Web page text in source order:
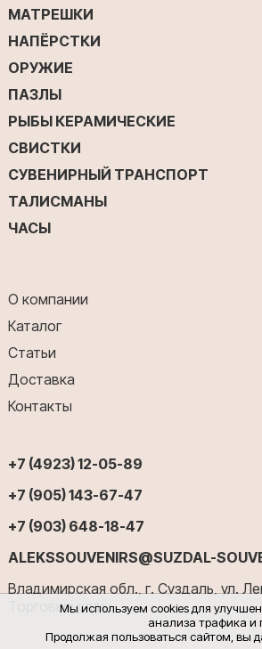
Мы используем cookies для
анализа трафика и
Продолжая пользоваться сайтом, вы
МАТРЕШКИ
НАПЁРСТКИ
ОРУЖИЕ
ПАЗЛЫ
РЫБЫ КЕРАМИЧЕСКИЕ
СВИСТКИ
СУВЕНИРНЫЙ ТРАНСПОРТ
ТАЛИСМАНЫ
ЧАСЫ
О компании
Каталог
Статьи
Доставка
Контакты
+7 (4923) 12-05-89
+7 (905) 143-67-47
+7 (903) 648-18-47
ALEKSSOUVENIRS@SUZDAL-
Владимирская обл., г. Суздаль, ул.
Торговые ряды